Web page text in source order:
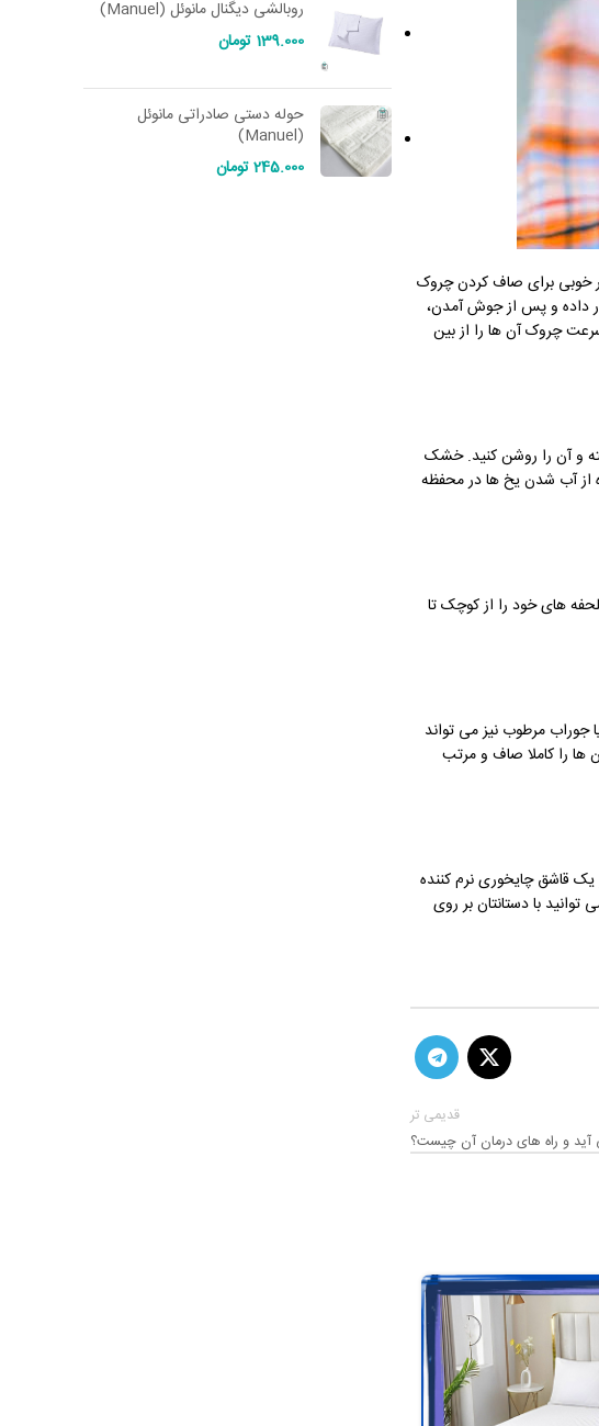
خوبی برای صاف کردن چروک
داده و پس از جوش آمدن،
چروک آن ها را از بین
و آن را روشن کنید. خشک
از آب شدن یخ ها در محفظه
های خود را از کوچک تا
جوراب مرطوب نیز می تواند
را کاملا صاف و مرتب
قاشق چایخوری نرم کننده
با دستانتان بر روی
قدیمی تر
و راه های درمان آن چیست؟
روبالشی دیگنال مانوئل (Manuel)
139.000 تومان
حوله دستی صادراتی مانوئل
(Manuel)
245.000تومان